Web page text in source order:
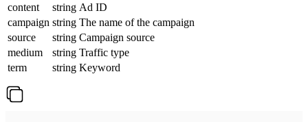
content
string Ad ID
campaign string The name of the campaign
source
string Campaign source
medium
string Traffic type
term
string Keyword